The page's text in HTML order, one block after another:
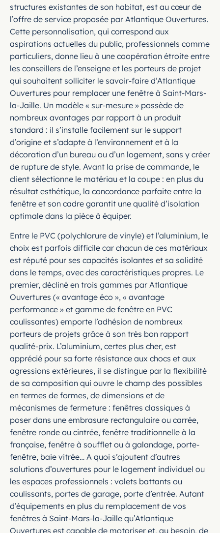
structures existantes de son habitat, est au cœur de
l’offre de service proposée par Atlantique Ouvertures.
Cette personnalisation, qui correspond aux
aspirations actuelles du public, professionnels comme
particuliers, donne lieu à une coopération étroite entre
les conseillers de l’enseigne et les porteurs de projet
qui souhaitent solliciter le savoir-faire d’Atlantique
Ouvertures pour remplacer une fenêtre à Saint-Mars-
la-Jaille. Un modèle « sur-mesure » possède de
nombreux avantages par rapport à un produit
standard : il s’installe facilement sur le support
d’origine et s’adapte à l’environnement et à la
décoration d’un bureau ou d’un logement, sans y créer
de rupture de style. Avant la prise de commande, le
client sélectionne le matériau et la coupe : en plus du
résultat esthétique, la concordance parfaite entre la
fenêtre et son cadre garantit une qualité d’isolation
optimale dans la pièce à équiper.
Entre le PVC (polychlorure de vinyle) et l’aluminium, le
choix est parfois difficile car chacun de ces matériaux
est réputé pour ses capacités isolantes et sa solidité
dans le temps, avec des caractéristiques propres. Le
premier, décliné en trois gammes par Atlantique
Ouvertures (« avantage éco », « avantage
performance » et gamme de fenêtre en PVC
coulissantes) emporte l’adhésion de nombreux
porteurs de projets grâce à son très bon rapport
qualité-prix. L’aluminium, certes plus cher, est
apprécié pour sa forte résistance aux chocs et aux
agressions extérieures, il se distingue par la flexibilité
de sa composition qui ouvre le champ des possibles
en termes de formes, de dimensions et de
mécanismes de fermeture : fenêtres classiques à
poser dans une embrasure rectangulaire ou carrée,
fenêtre ronde ou cintrée, fenêtre traditionnelle à la
française, fenêtre à soufflet ou à galandage, porte-
fenêtre, baie vitrée… A quoi s’ajoutent d’autres
solutions d’ouvertures pour le logement individuel ou
les espaces professionnels : volets battants ou
coulissants, portes de garage, porte d’entrée. Autant
d’équipements en plus du remplacement de vos
fenêtres à Saint-Mars-la-Jaille qu’Atlantique
Ouvertures est capable de motoriser et, au besoin, de